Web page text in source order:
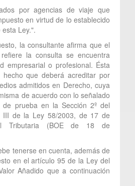
por agencias de viaje que
en virtud de lo establecido
Ley.".
la consultante afirma que el
la consulta se encuentra
empresarial o profesional. Ésta
que deberá acreditar por
admitidos en Derecho, cuya
de acuerdo con lo señalado
prueba en la Sección 2º del
de la Ley 58/2003, de 17 de
Tributaria (BOE de 18 de
tenerse en cuenta, además de
en el artículo 95 de la Ley del
Añadido que a continuación